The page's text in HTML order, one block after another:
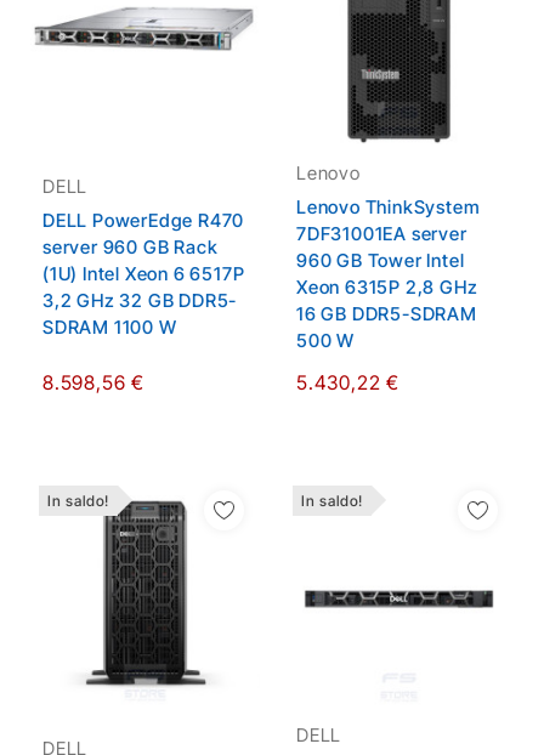
DELL
DELL PowerEdge R470
server 960 GB Rack
(1U) Intel Xeon 6 6517P
3,2 GHz 32 GB DDR5-
SDRAM 1100 W
8.598,56 €
Lenovo
Lenovo ThinkSystem
7DF31001EA server
960 GB Tower Intel
Xeon 6315P 2,8 GHz
16 GB DDR5-SDRAM
500 W
5.430,22 €
In saldo!
DELL
In saldo!
DELL